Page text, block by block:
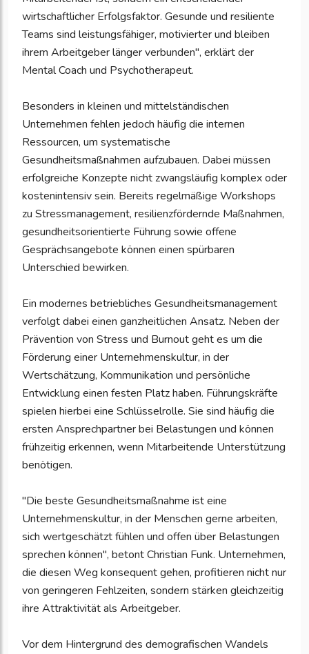
wirtschaftlicher Erfolgsfaktor. Gesunde und resiliente
Teams sind leistungsfähiger, motivierter und bleiben
ihrem Arbeitgeber länger verbunden", erklärt der
Mental Coach und Psychotherapeut.
Besonders in kleinen und mittelständischen
Unternehmen fehlen jedoch häufig die internen
Ressourcen, um systematische
Gesundheitsmaßnahmen aufzubauen. Dabei müssen
erfolgreiche Konzepte nicht zwangsläufig komplex oder
kostenintensiv sein. Bereits regelmäßige Workshops
zu Stressmanagement, resilienzfördernde Maßnahmen,
gesundheitsorientierte Führung sowie offene
Gesprächsangebote können einen spürbaren
Unterschied bewirken.
Ein modernes betriebliches Gesundheitsmanagement
verfolgt dabei einen ganzheitlichen Ansatz. Neben der
Prävention von Stress und Burnout geht es um die
Förderung einer Unternehmenskultur, in der
Wertschätzung, Kommunikation und persönliche
Entwicklung einen festen Platz haben. Führungskräfte
spielen hierbei eine Schlüsselrolle. Sie sind häufig die
ersten Ansprechpartner bei Belastungen und können
frühzeitig erkennen, wenn Mitarbeitende Unterstützung
benötigen.
"Die beste Gesundheitsmaßnahme ist eine
Unternehmenskultur, in der Menschen gerne arbeiten,
sich wertgeschätzt fühlen und offen über Belastungen
sprechen können", betont Christian Funk. Unternehmen,
die diesen Weg konsequent gehen, profitieren nicht nur
von geringeren Fehlzeiten, sondern stärken gleichzeitig
ihre Attraktivität als Arbeitgeber.
Vor dem Hintergrund des demografischen Wandels